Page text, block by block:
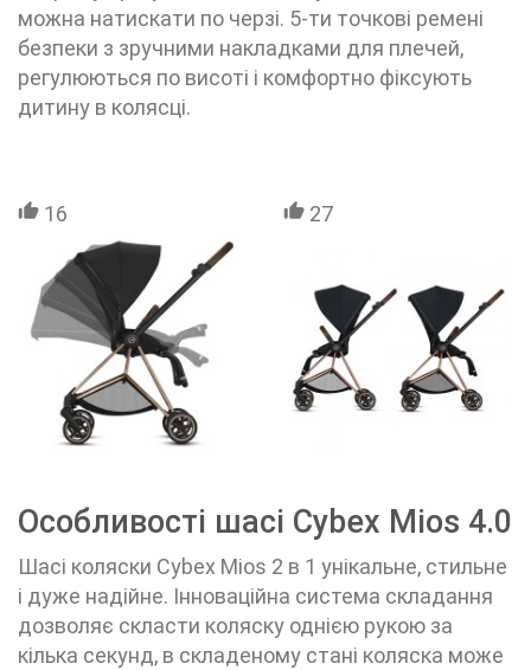
можна натискати по черзі. 5-ти точкові ремені
безпеки з зручними накладками для плечей,
регулюються по висоті і комфортно фіксують
дитину в колясці.
16 27
Особливості шасі Cybex Mios 4.0
Шасі коляски Cybex Mios 2 в 1 унікальне, стильне
і дуже надійне. Інноваційна система складання
дозволяє скласти коляску однією рукою за
кілька секунд, в складеному стані коляска може